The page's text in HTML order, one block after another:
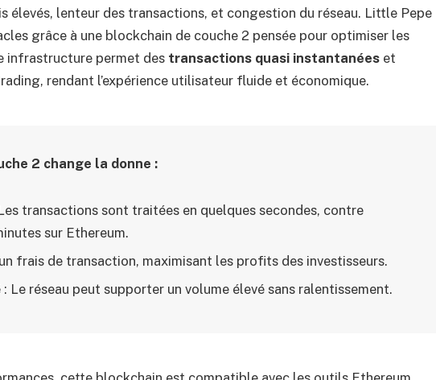
élevés, lenteur des transactions, et congestion du réseau. Little Pepe
grâce à une blockchain de couche 2 pensée pour optimiser les
infrastructure permet des transactions quasi instantanéeset
rendant l’expérience utilisateur fluide et économique.
2 change la donne :
transactions sont traitées en quelques secondes, contre
sur Ethereum.
frais de transaction, maximisant les profits des investisseurs.
Le réseau peut supporter un volume élevé sans ralentissement.